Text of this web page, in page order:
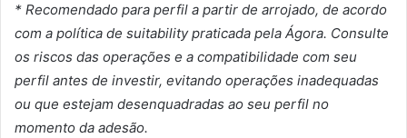
* Recomendado para perfil a partir de arrojado, de acordo
com a política de suitability praticada pela Ágora. Consulte
os riscos das operações e a compatibilidade com seu
perfil antes de investir, evitando operações inadequadas
ou que estejam desenquadradas ao seu perfil no
momento da adesão.